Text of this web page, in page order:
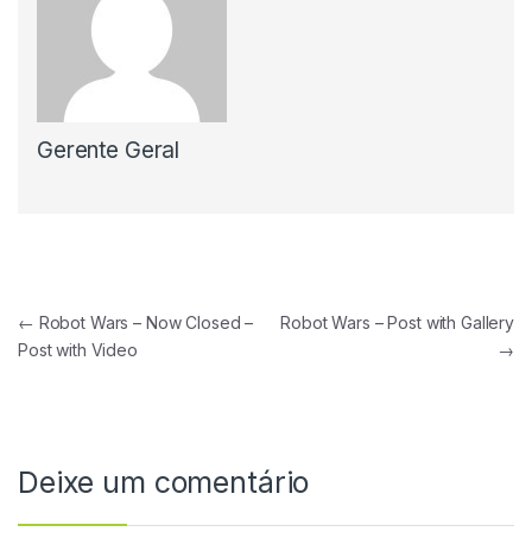
Gerente Geral
Navegação de Post
← Robot Wars – Now Closed –
Post with Video
Robot Wars – Post with Gallery
→
Deixe um comentário